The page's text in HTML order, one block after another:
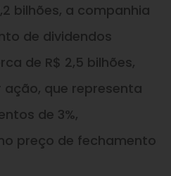
bilhões, a companhia
de dividendos
de R$ 2,5 bilhões,
ação, que representa
de 3%,
preço de fechamento